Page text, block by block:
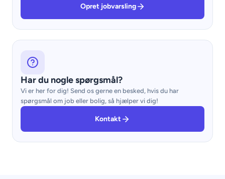
Opret jobvarsling
Har du nogle spørgsmål?
Vi er her for dig! Send os gerne en besked, hvis du har
spørgsmål om job eller bolig, så hjælper vi dig!
Kontakt